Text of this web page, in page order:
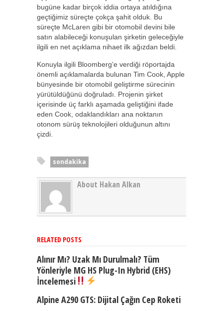
bugüne kadar birçok iddia ortaya atıldığına
geçtiğimiz süreçte çokça şahit olduk. Bu
süreçte McLaren gibi bir otomobil devini bile
satın alabileceği konuşulan şirketin geleceğiyle
ilgili en net açıklama nihaet ilk ağızdan beldi.
Konuyla ilgili Bloomberg‘e verdiği röportajda
önemli açıklamalarda bulunan Tim Cook, Apple
bünyesinde bir otomobil geliştirme sürecinin
yürütüldüğünü doğruladı. Projenin şirket
içerisinde üç farklı aşamada geliştiğini ifade
eden Cook, odaklandıkları ana noktanın
otonom sürüş teknolojileri olduğunun altını
çizdi.
sondakika
About Hakan Alkan
RELATED POSTS
Alınır Mı? Uzak Mı Durulmalı? Tüm
Yönleriyle MG HS Plug-In Hybrid (EHS)
İncelemesi
Alpine A290 GTS: Dijital Çağın Cep Roketi